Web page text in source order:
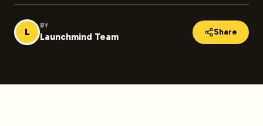
L
BY
Launchmind Team Share